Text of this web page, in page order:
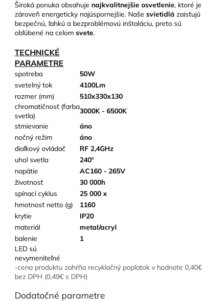
Široká ponuka obsahuje najkvalitnejšie osvetlenie, ktoré je
zároveň energeticky najúspornejšie. Naše svietidlá zaisťujú
bezpečnú, ľahkú a bezproblémovú inštaláciu, preto sú
obľúbené na celom svete.
TECHNICKÉ
PARAMETRE
spotreba
50W
svetelný tok
4100Lm
rozmer (mm)
510x330x130
chromatičnosť (farba
svetla)
3000K - 6500K
stmievanie
áno
nočný režim
áno
diaľkový ovládač
RF 2,4GHz
uhol svetla
240°
napätie
AC160 - 265V
životnosť
30 000h
spínací cyklus
25 000 x
hmotnosť netto (g)
1160
krytie
IP20
materiál
metal/acryl
balenie
1
LED sú
nevymeniteľné
-cena produktu zahŕňa recyklačný poplatok v hodnote 0,40€
bez DPH (0,49€ s DPH)
Dodatočné parametre